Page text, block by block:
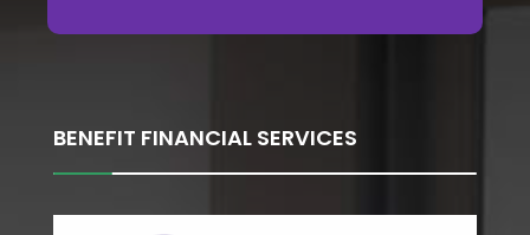
BENEFIT FINANCIAL SERVICES